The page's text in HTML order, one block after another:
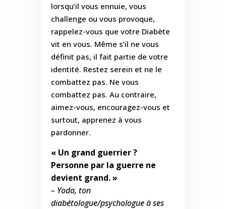
lorsqu’il vous ennuie, vous
challenge ou vous provoque,
rappelez-vous que votre Diabète
vit en vous. Même s’il ne vous
définit pas, il fait partie de votre
identité. Restez serein et ne le
combattez pas. Ne vous
combattez pas. Au contraire,
aimez-vous, encouragez-vous et
surtout, apprenez à vous
pardonner.
« Un grand guerrier ?
Personne par la guerre ne
devient grand. »
– Yoda, ton
diabétologue/psychologue à ses